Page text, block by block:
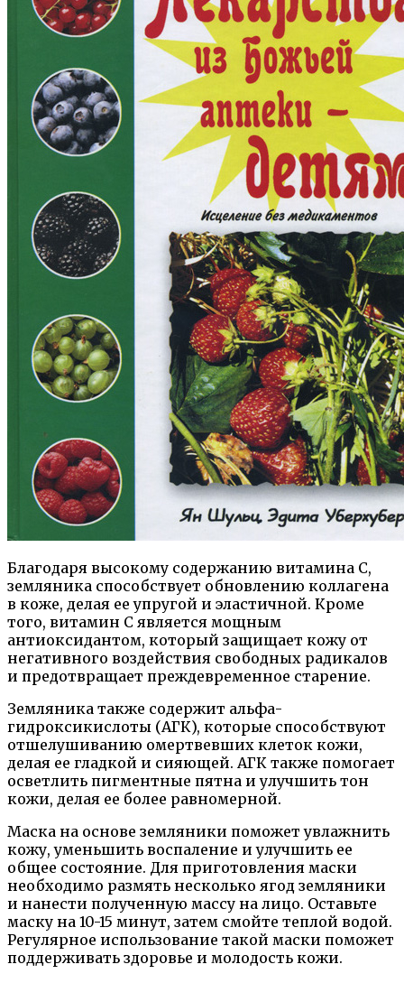
Благодаря высокому содержанию витамина С,
земляника способствует обновлению коллагена
в коже, делая ее упругой и эластичной. Кроме
того, витамин С является мощным
антиоксидантом, который защищает кожу от
негативного воздействия свободных радикалов
и предотвращает преждевременное старение.
Земляника также содержит альфа-
гидроксикислоты (АГК), которые способствуют
отшелушиванию омертвевших клеток кожи,
делая ее гладкой и сияющей. АГК также помогает
осветлить пигментные пятна и улучшить тон
кожи, делая ее более равномерной.
Маска на основе земляники поможет увлажнить
кожу, уменьшить воспаление и улучшить ее
общее состояние. Для приготовления маски
необходимо размять несколько ягод земляники
и нанести полученную массу на лицо. Оставьте
маску на 10-15 минут, затем смойте теплой водой.
Регулярное использование такой маски поможет
поддерживать здоровье и молодость кожи.